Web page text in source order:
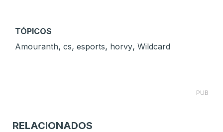
TÓPICOS
Amouranth, cs, esports, horvy, Wildcard
PUB
RELACIONADOS